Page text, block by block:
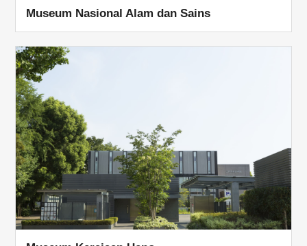
Museum Nasional Alam dan Sains